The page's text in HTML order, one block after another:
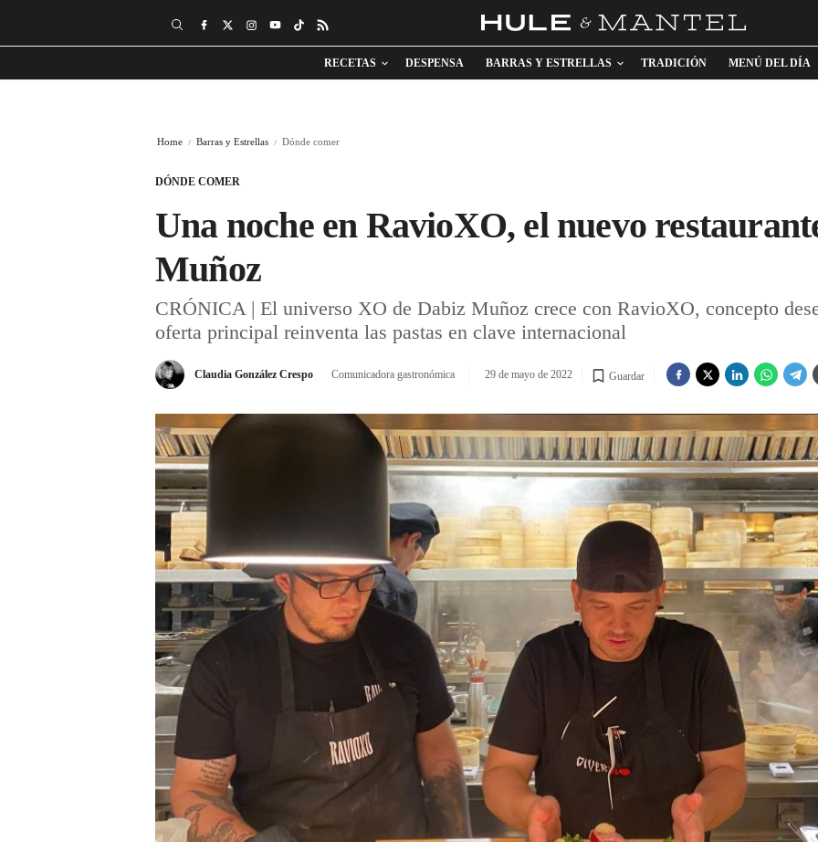
RECETAS DESPENSA BARRAS Y ESTRELLAS TRADICIÓN MENÚ DEL DÍA
Home Barras y Estrellas Dónde comer
DÓNDE COMER
Una noche en RavioXO, el nuevo
Muñoz
CRÓNICA | El universo XO de Dabiz Muñoz crece con RavioXO, concepto
oferta principal reinventa las pastas en clave internacional
Claudia González Crespo Comunicadora gastronómica 29 de mayo de 2022 Guardar